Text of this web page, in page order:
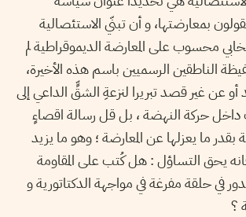
بمعارضتها، و أن تبنّي الاستئصالية
محسوب على المعارضة الديموقراطية لم
الناطقين الرسميين باسم هذه الأخيرة،
عن غير قصد تبريرا لنزعةِ الشقٍّ الداعي إلى
داخل حركة النهضة ، بل قل رسالة اقصاءٍ
بقدر ما يعزلها عن المعارضة ؛ وهو ما يزيد
يحق التساؤل : هل كُتب على المقاومة
في حلقة مفرغة في مواجهة الدكتاتورية و
؟